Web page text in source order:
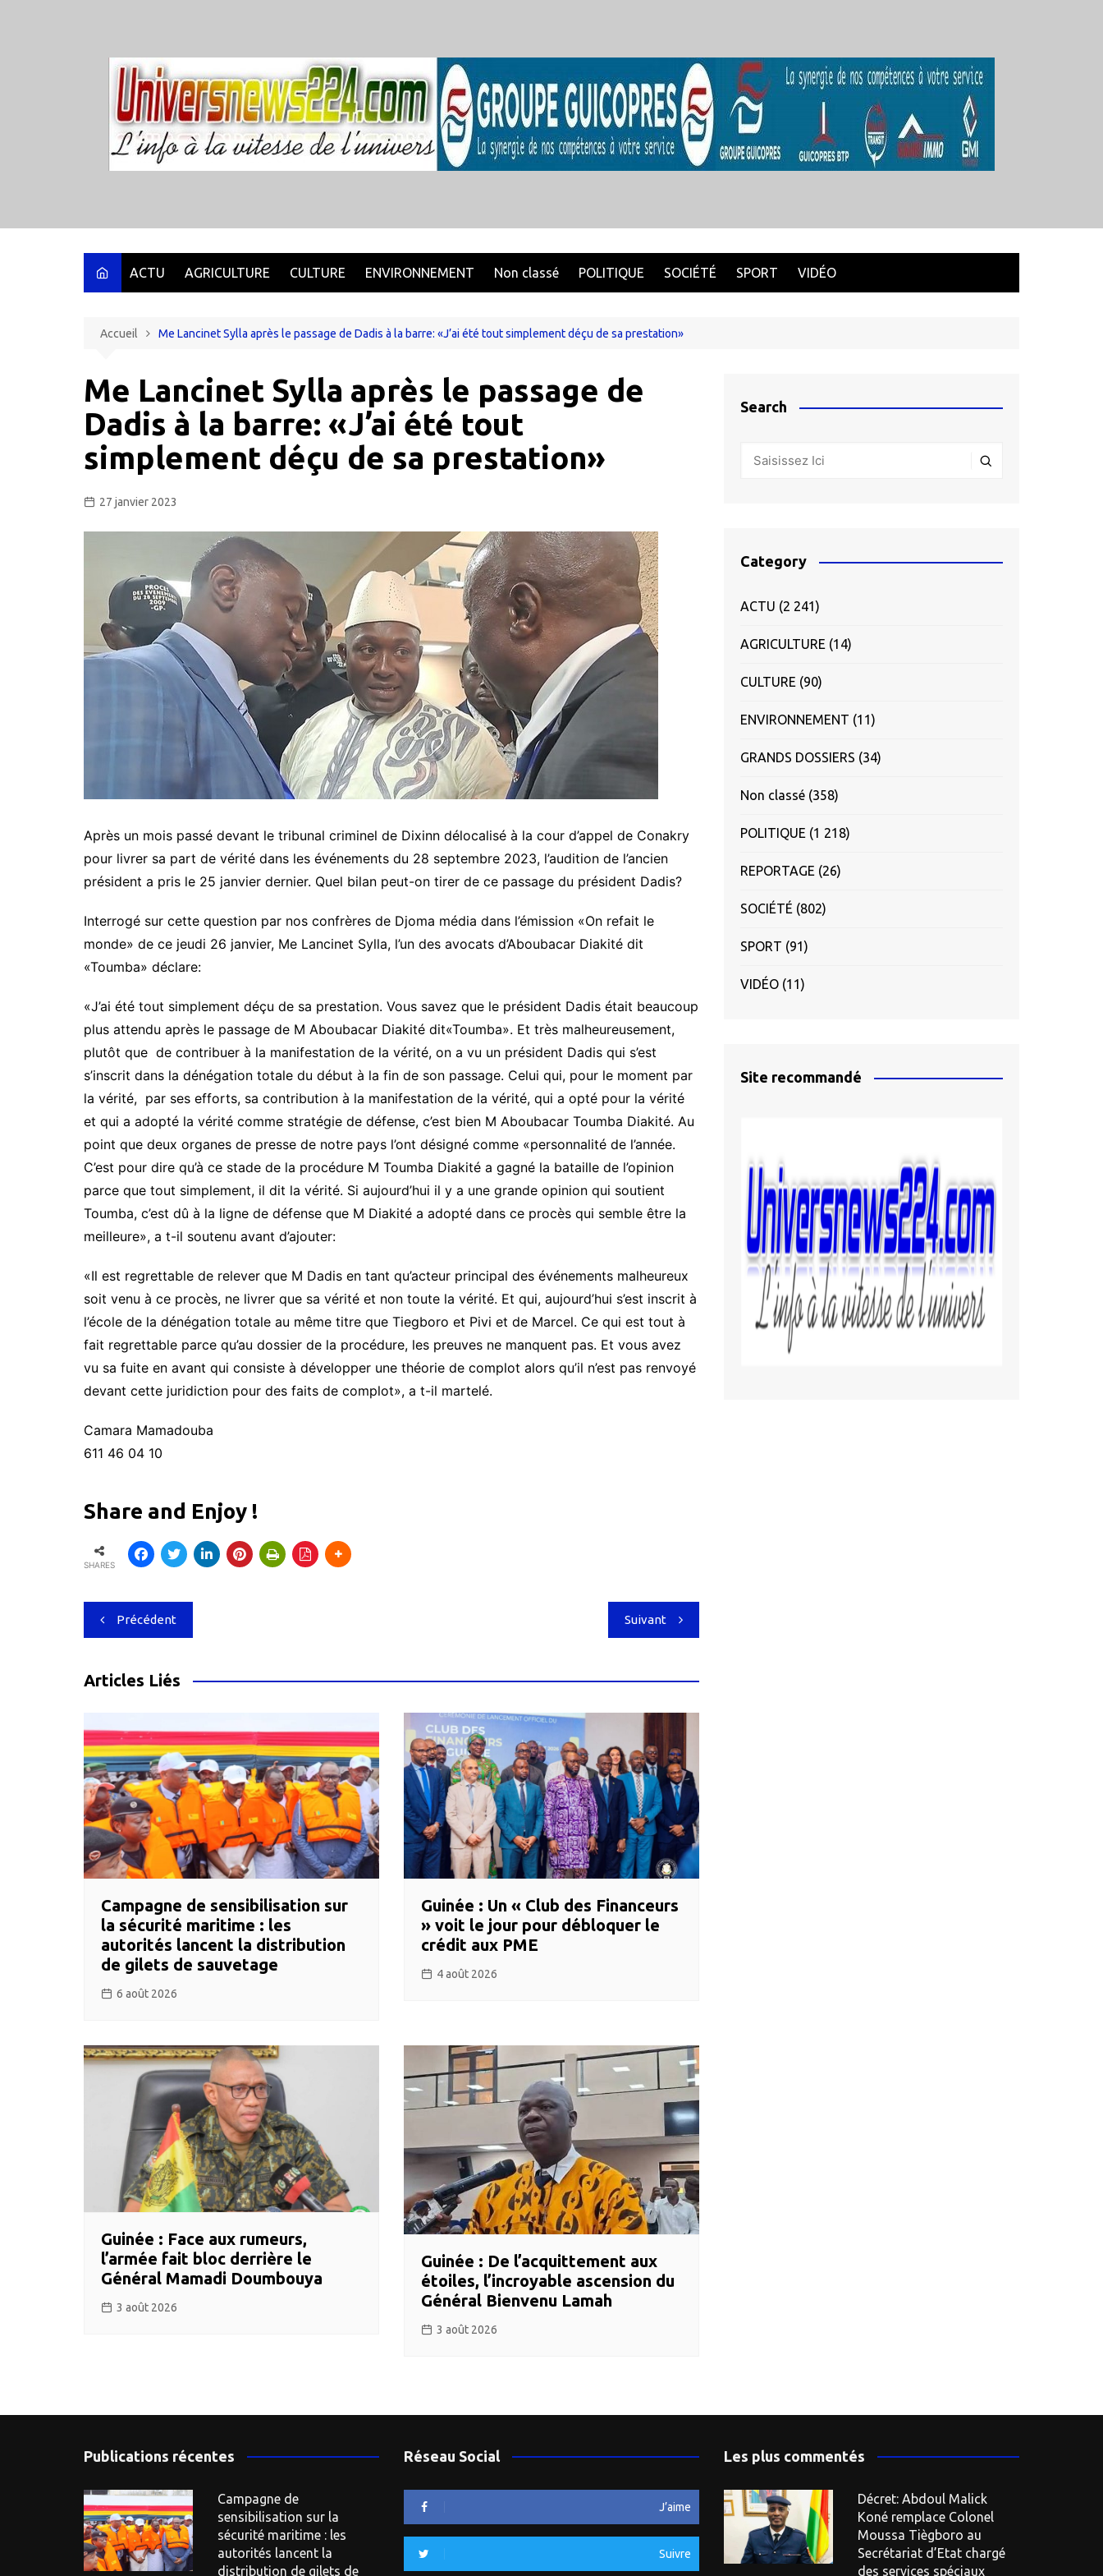
ACTU AGRICULTURE CULTURE ENVIRONNEMENT Non classé POLITIQUE SOCIÉTÉ SPORT VIDÉO
Accueil Me Lancinet Sylla après le passage de Dadis à la barre: «J’ai été tout simplement déçu de sa prestation»
Me Lancinet Sylla après le passage de
Dadis à la barre: «J’ai été tout
simplement déçu de sa prestation»
27 janvier 2023
Après un mois passé devant le tribunal criminel de Dixinn délocalisé à la cour d’appel de Conakry
pour livrer sa part de vérité dans les événements du 28 septembre 2023, l’audition de l’ancien
président a pris le 25 janvier dernier. Quel bilan peut-on tirer de ce passage du président Dadis?
Interrogé sur cette question par nos confrères de Djoma média dans l’émission «On refait le
monde» de ce jeudi 26 janvier, Me Lancinet Sylla, l’un des avocats d’Aboubacar Diakité dit
«Toumba» déclare:
«J’ai été tout simplement déçu de sa prestation. Vous savez que le président Dadis était beaucoup
plus attendu après le passage de M Aboubacar Diakité dit«Toumba». Et très malheureusement,
plutôt que de contribuer à la manifestation de la vérité, on a vu un président Dadis qui s’est
s’inscrit dans la dénégation totale du début à la fin de son passage. Celui qui, pour le moment par
la vérité, par ses efforts, sa contribution à la manifestation de la vérité, qui a opté pour la vérité
et qui a adopté la vérité comme stratégie de défense, c’est bien M Aboubacar Toumba Diakité. Au
point que deux organes de presse de notre pays l’ont désigné comme «personnalité de l’année.
C’est pour dire qu’à ce stade de la procédure M Toumba Diakité a gagné la bataille de l’opinion
parce que tout simplement, il dit la vérité. Si aujourd’hui il y a une grande opinion qui soutient
Toumba, c’est dû à la ligne de défense que M Diakité a adopté dans ce procès qui semble être la
meilleure», a t-il soutenu avant d’ajouter:
«Il est regrettable de relever que M Dadis en tant qu’acteur principal des événements malheureux
soit venu à ce procès, ne livrer que sa vérité et non toute la vérité. Et qui, aujourd’hui s’est inscrit à
l’école de la dénégation totale au même titre que Tiegboro et Pivi et de Marcel. Ce qui est tout à
fait regrettable parce qu’au dossier de la procédure, les preuves ne manquent pas. Et vous avez
vu sa fuite en avant qui consiste à développer une théorie de complot alors qu’il n’est pas renvoyé
devant cette juridiction pour des faits de complot», a t-il martelé.
Camara Mamadouba
611 46 04 10
Share and Enjoy !
SHARES
Navigation
de
l’article
Précédent Suivant
Articles Liés
Campagne de sensibilisation sur
la sécurité maritime : les
autorités lancent la distribution
de gilets de sauvetage
6 août 2026
Guinée : Un « Club des Financeurs
» voit le jour pour débloquer le
crédit aux PME
4 août 2026
Guinée : Face aux rumeurs,
l’armée fait bloc derrière le
Général Mamadi Doumbouya
3 août 2026
Guinée : De l’acquittement aux
étoiles, l’incroyable ascension du
Général Bienvenu Lamah
3 août 2026
Search
Category
ACTU (2 241)
AGRICULTURE (14)
CULTURE (90)
ENVIRONNEMENT (11)
GRANDS DOSSIERS (34)
Non classé (358)
POLITIQUE (1 218)
REPORTAGE (26)
SOCIÉTÉ (802)
SPORT (91)
VIDÉO (11)
Site recommandé
Publications récentes
Campagne de
sensibilisation sur la
sécurité maritime : les
autorités lancent la
distribution de gilets de
Réseau Social
J’aime
Suivre
Les plus commentés
Décret: Abdoul Malick
Koné remplace Colonel
Moussa Tiègboro au
Secrétariat d’Etat chargé
des services spéciaux